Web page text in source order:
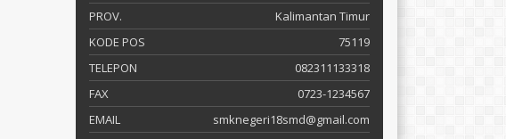
PROV.
Kalimantan Timur
KODE POS
75119
TELEPON
082311133318
FAX
0723-1234567
EMAIL
smknegeri18smd@gmail.com